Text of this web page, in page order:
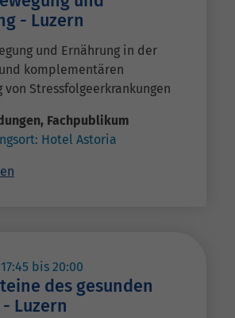
- Luzern
und Ernährung in der
komplementären
von Stressfolgeerkrankungen
, Fachpublikum
Hotel Astoria
17:45 bis 20:00
des gesunden
Luzern